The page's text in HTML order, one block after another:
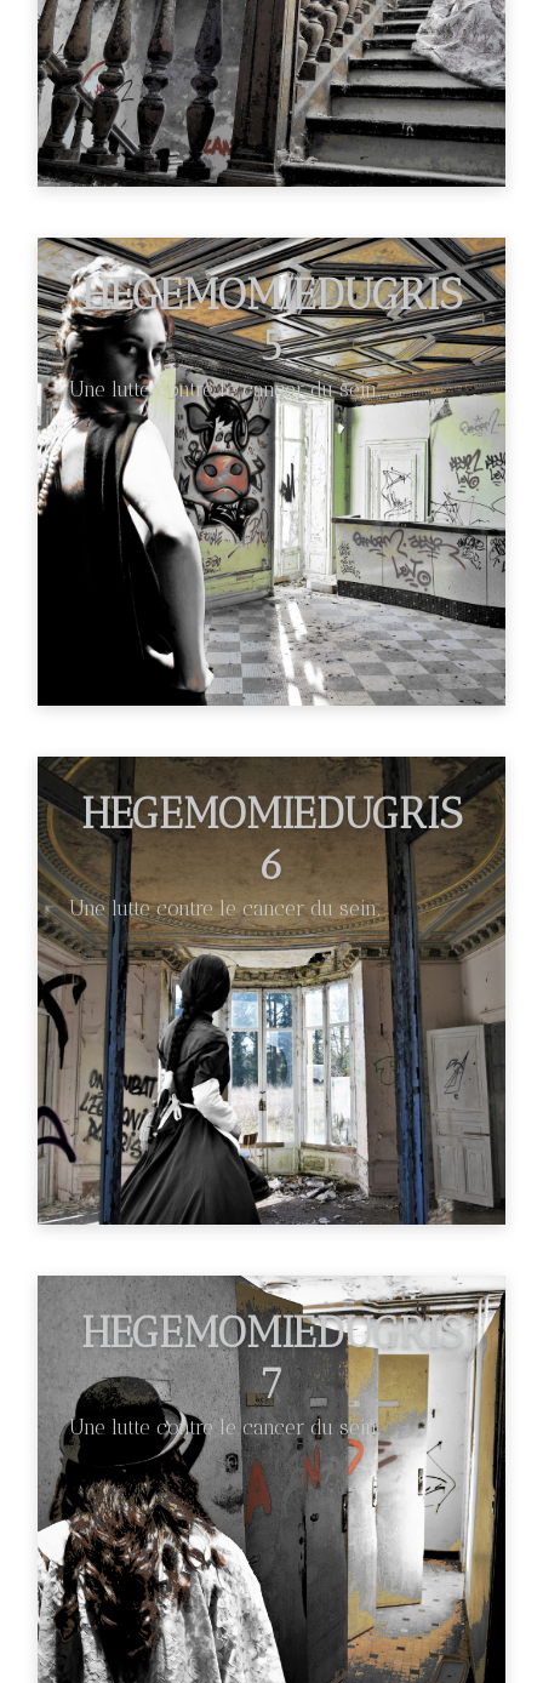
HEGEMOMIEDUGRIS
5
Une lutte contre le cancer du sein.
€89
HEGEMOMIEDUGRIS
6
Une lutte contre le cancer du sein.
€89
HEGEMOMIEDUGRIS
7
Une lutte contre le cancer du sein.
€89